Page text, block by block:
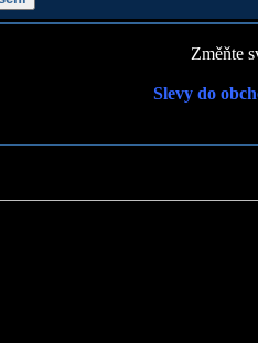
Změňte
Slevy do